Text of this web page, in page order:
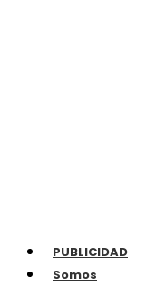
PUBLICIDAD
Somos